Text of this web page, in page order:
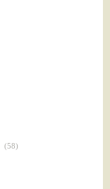
(58)